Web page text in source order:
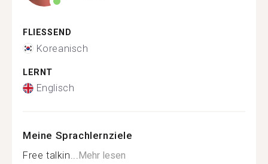
FLIESSEND
Koreanisch
LERNT
Englisch
Meine Sprachlernziele
Free talkin...Mehr lesen